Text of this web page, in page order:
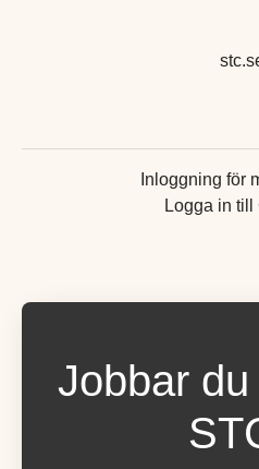
Inloggning för
Logga in till
Jobbar